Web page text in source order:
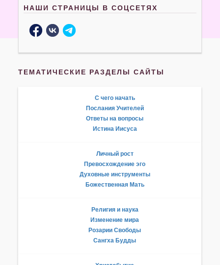
НАШИ СТРАНИЦЫ В СОЦСЕТЯХ
ТЕМАТИЧЕСКИЕ РАЗДЕЛЫ САЙТЫ
С чего начать
Послания Учителей
Ответы на вопросы
Истина Иисуса
Личный рост
Превосхождение эго
Духовные инструменты
Божественная Мать
Религия и наука
Изменение мира
Розарии Свободы
Сангха Будды